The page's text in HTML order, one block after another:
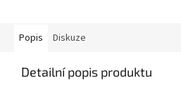
Popis Diskuze
Detailní popis produktu